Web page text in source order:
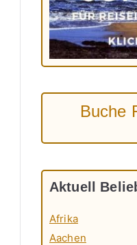
Buche
Aktuell
Afrika
Aachen